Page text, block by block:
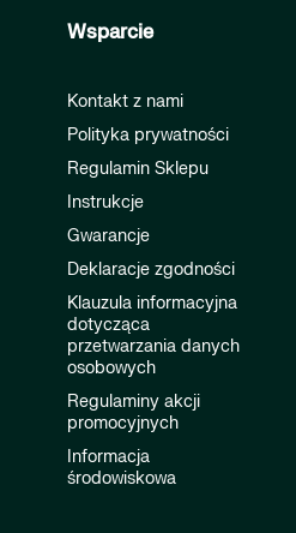
Wsparcie
Kontakt z nami
Polityka prywatności
Regulamin Sklepu
Instrukcje
Gwarancje
Deklaracje zgodności
Klauzula informacyjna
dotycząca
przetwarzania danych
osobowych
Regulaminy akcji
promocyjnych
Informacja
środowiskowa